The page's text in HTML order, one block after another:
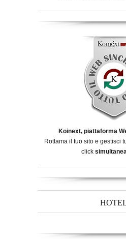
Koinext, piattaforma
Rottama il tuo sito e gestisci
click